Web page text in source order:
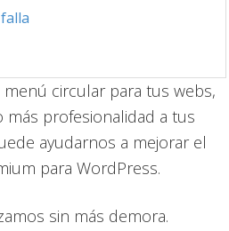
circular para tus webs,
profesionalidad a tus
ayudarnos a mejorar el
para WordPress.
sin más demora.